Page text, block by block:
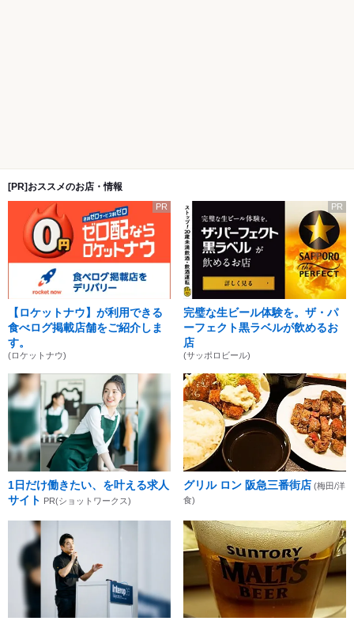
[PR]おススメのお店・情報
PR
【ロケットナウ】が利用できる
食べログ掲載店舗をご紹介しま
す。
(ロケットナウ)
PR
完璧な生ビール体験を。ザ・パ
ーフェクト黒ラベルが飲めるお
店
(サッポロビール)
1日だけ働きたい、を叶える求人
サイト PR(ショットワークス)
グリル ロン 阪急三番街店 (梅田/洋
食)